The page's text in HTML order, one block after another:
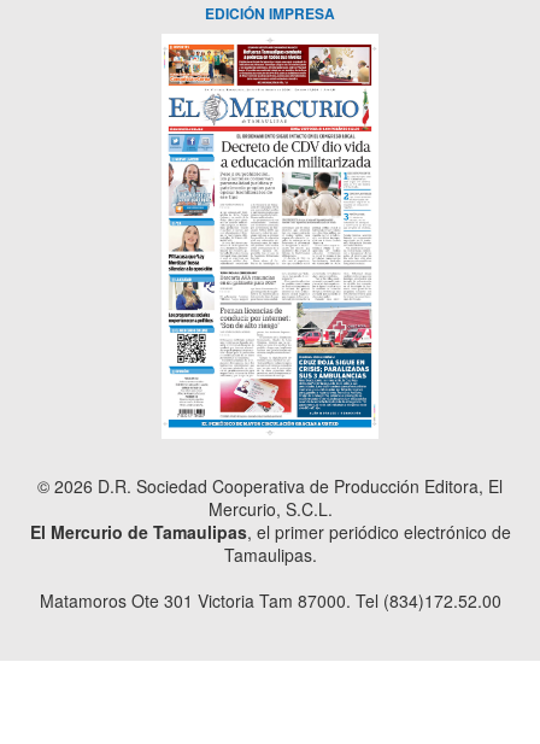
EDICIÓN IMPRESA
© 2026 D.R. Sociedad Cooperativa de Producción Editora, El
Mercurio, S.C.L.
El Mercurio de Tamaulipas, el primer periódico electrónico de
Tamaulipas.
Matamoros Ote 301 Victoria Tam 87000. Tel (834)172.52.00